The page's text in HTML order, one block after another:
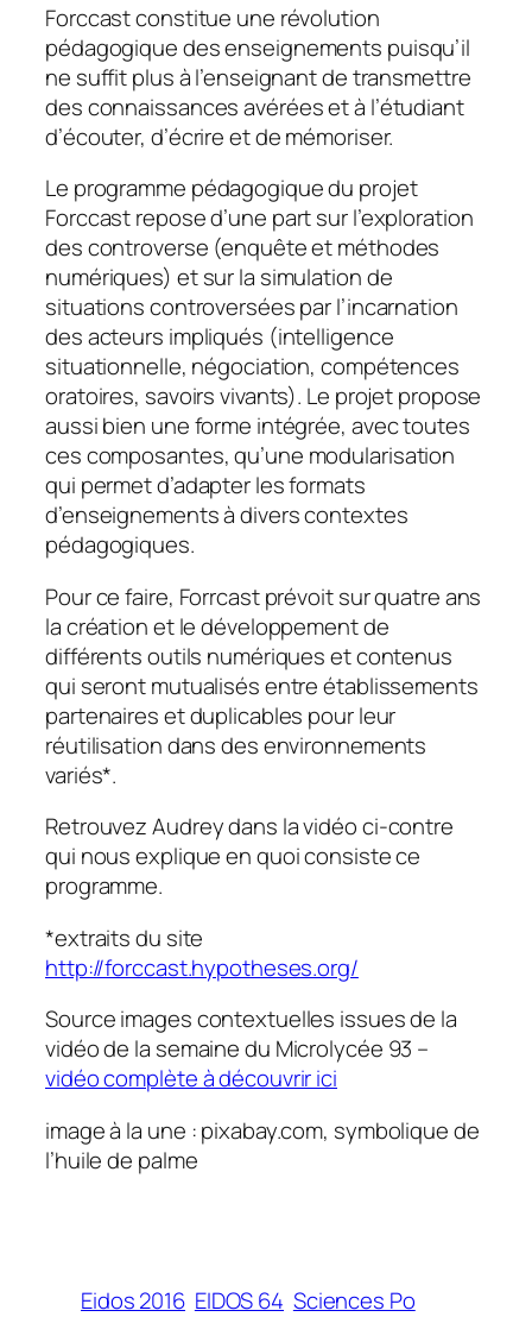
Forccast constitue une révolution
pédagogique des enseignements puisqu’il
ne suffit plus à l’enseignant de transmettre
des connaissances avérées et à l’étudiant
d’écouter, d’écrire et de mémoriser.
Le programme pédagogique du projet
Forccast repose d’une part sur l’exploration
des controverse (enquête et méthodes
numériques) et sur la simulation de
situations controversées par l’incarnation
des acteurs impliqués (intelligence
situationnelle, négociation, compétences
oratoires, savoirs vivants). Le projet propose
aussi bien une forme intégrée, avec toutes
ces composantes, qu’une modularisation
qui permet d’adapter les formats
d’enseignements à divers contextes
pédagogiques.
Pour ce faire, Forrcast prévoit sur quatre ans
la création et le développement de
différents outils numériques et contenus
qui seront mutualisés entre établissements
partenaires et duplicables pour leur
réutilisation dans des environnements
variés*.
Retrouvez Audrey dans la vidéo ci-contre
qui nous explique en quoi consiste ce
programme.
*extraits du site
http://forccast.hypotheses.org/
Source images contextuelles issues de la
vidéo de la semaine du Microlycée 93 –
vidéo complète à découvrir ici
image à la une : pixabay.com, symbolique de
l’huile de palme
Eidos 2016 EIDOS 64 Sciences Po